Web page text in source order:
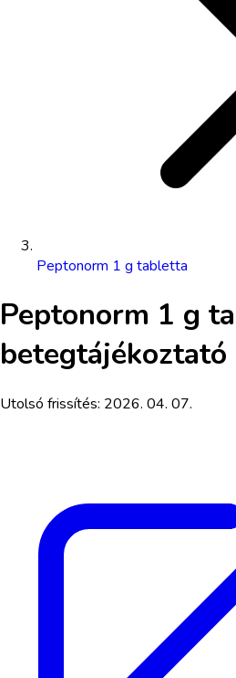
Peptonorm 1 g tabletta
Peptonorm 1 g
betegtájékoztató
Utolsó frissítés: 2026. 04. 07.